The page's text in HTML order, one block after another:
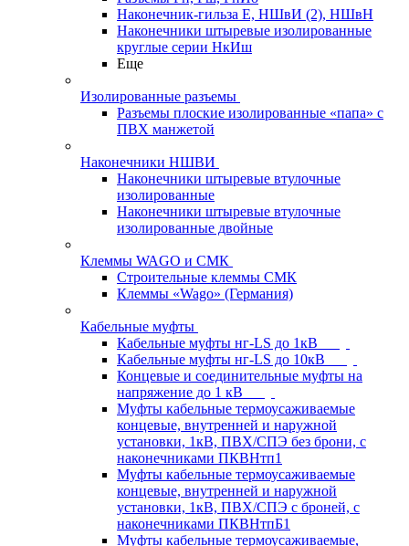
Наконечник-гильза Е, НШвИ (2), НШвН
Наконечники штыревые изолированные
круглые серии НкИш
Еще
Изолированные разъемы
Разъемы плоские изолированные «папа» с
ПВХ манжетой
Наконечники НШВИ
Наконечники штыревые втулочные
изолированные
Наконечники штыревые втулочные
изолированные двойные
Клеммы WAGO и СМК
Строительные клеммы СМК
Клеммы «Wago» (Германия)
Кабельные муфты
Кабельные муфты нг-LS до 1кВ
Кабельные муфты нг-LS до 10кВ
Концевые и соединительные муфты на
напряжение до 1 кВ
Муфты кабельные термоусаживаемые
концевые, внутренней и наружной
установки, 1кВ, ПВХ/СПЭ без брони, с
наконечниками ПКВНтп1
Муфты кабельные термоусаживаемые
концевые, внутренней и наружной
установки, 1кВ, ПВХ/СПЭ с броней, с
наконечниками ПКВНтпБ1
Муфты кабельные термоусаживаемые,